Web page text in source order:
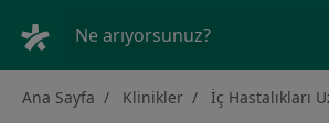
Ne arıyorsunuz?
Ana Sayfa Klinikler İç Hastalıkları